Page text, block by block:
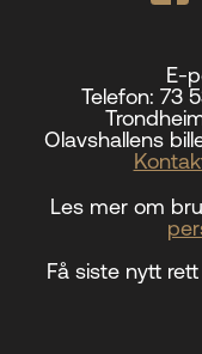
E-
Telefon: 73
Olavshallens
Les mer om
Få siste nytt